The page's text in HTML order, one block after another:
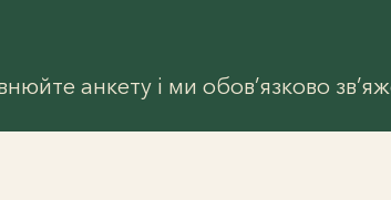
анкету і ми обов’язково